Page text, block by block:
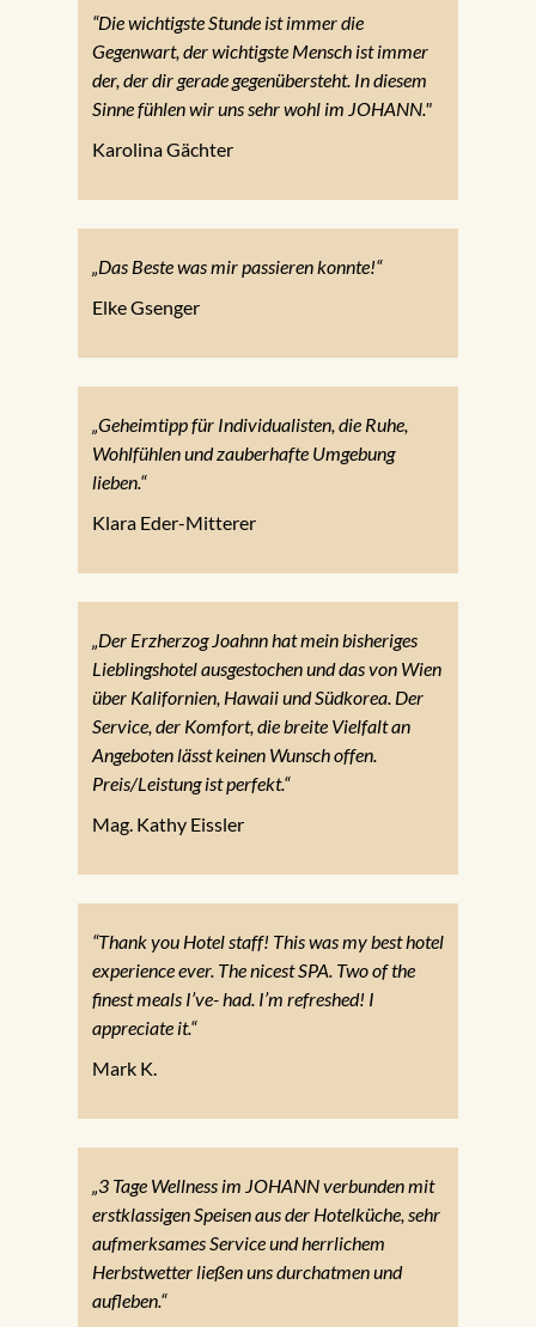
“Die wichtigste Stunde ist immer die
Gegenwart, der wichtigste Mensch ist immer
der, der dir gerade gegenübersteht. In diesem
Sinne fühlen wir uns sehr wohl im JOHANN."
Karolina Gächter
„Das Beste was mir passieren konnte!“
Elke Gsenger
„Geheimtipp für Individualisten, die Ruhe,
Wohlfühlen und zauberhafte Umgebung
lieben.“
Klara Eder-Mitterer
„Der Erzherzog Joahnn hat mein bisheriges
Lieblingshotel ausgestochen und das von Wien
über Kalifornien, Hawaii und Südkorea. Der
Service, der Komfort, die breite Vielfalt an
Angeboten lässt keinen Wunsch offen.
Preis/Leistung ist perfekt.“
Mag. Kathy Eissler
“Thank you Hotel staff! This was my best hotel
experience ever. The nicest SPA. Two of the
finest meals I’ve- had. I’m refreshed! I
appreciate it.“
Mark K.
„3 Tage Wellness im JOHANN verbunden mit
erstklassigen Speisen aus der Hotelküche, sehr
aufmerksames Service und herrlichem
Herbstwetter ließen uns durchatmen und
aufleben.“